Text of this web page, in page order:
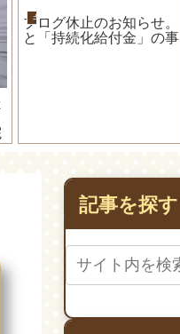
キャバクラのようなとこ
ブログ休止のお知らせ。
と「持続化給付金」の事
記事を探す